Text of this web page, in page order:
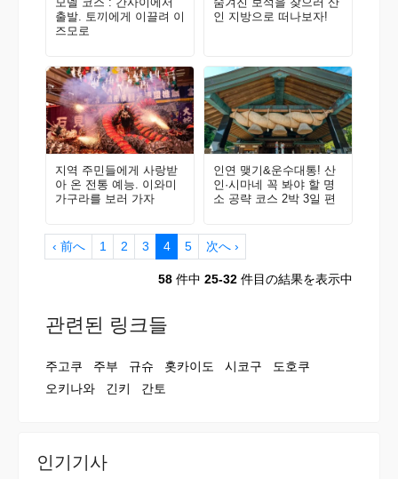
출발. 토끼에게 이끌려 이
즈모로
인 지방으로 떠나보자!
지역 주민들에게 사랑받
아 온 전통 예능. 이와미
가구라를 보러 가자
인연 맺기&운수대통! 산
인·시마네 꼭 봐야 할 명
소 공략 코스 2박 3일 편
‹ 前へ 1 2 3 4 5 次へ ›
58 件中 25-32 件目の結果を表示中
관련된 링크들
주고쿠 주부 규슈 홋카이도 시코구
도호쿠
오키나와
긴키 간토
인기기사